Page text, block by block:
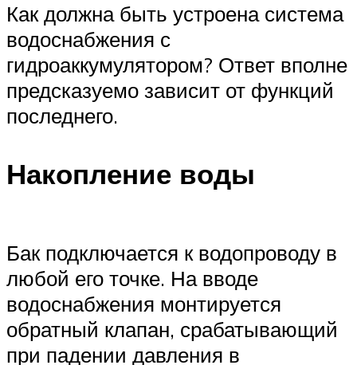
Меню
Как должна быть устроена система
водоснабжения с
гидроаккумулятором? Ответ вполне
предсказуемо зависит от функций
последнего.
Накопление воды
Бак подключается к водопроводу в
любой его точке. На вводе
водоснабжения монтируется
обратный клапан, срабатывающий
при падении давления в